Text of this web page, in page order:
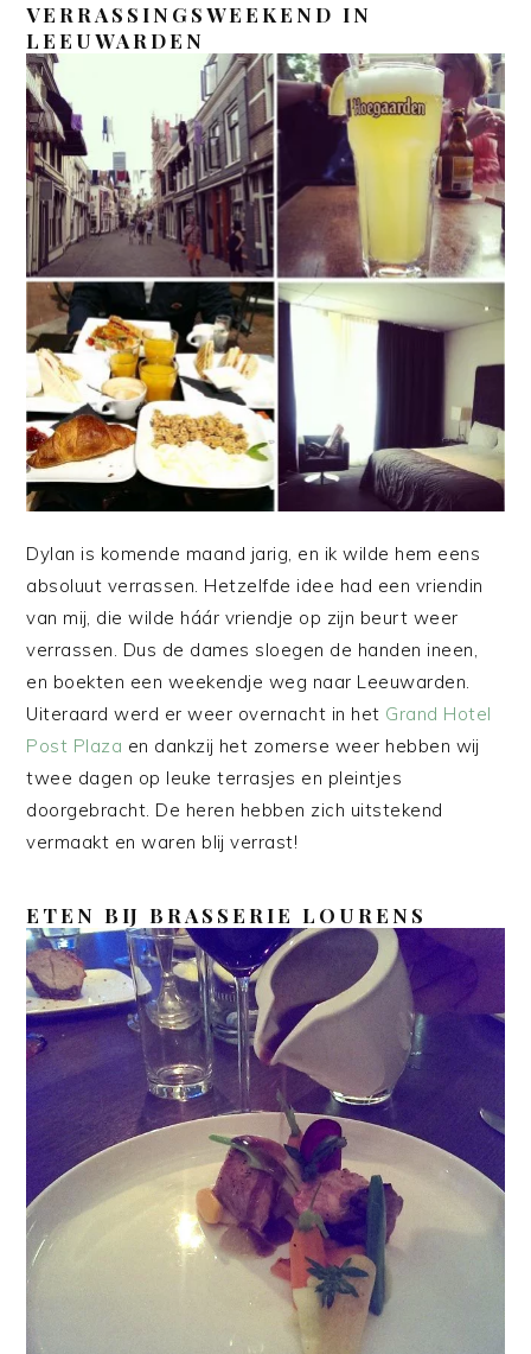
VERRASSINGSWEEKEND IN
LEEUWARDEN
Dylan is komende maand jarig, en ik wilde hem eens
absoluut verrassen. Hetzelfde idee had een vriendin
van mij, die wilde háár vriendje op zijn beurt weer
verrassen. Dus de dames sloegen de handen ineen,
en boekten een weekendje weg naar Leeuwarden.
Uiteraard werd er weer overnacht in het Grand Hotel
Post Plaza en dankzij het zomerse weer hebben wij
twee dagen op leuke terrasjes en pleintjes
doorgebracht. De heren hebben zich uitstekend
vermaakt en waren blij verrast!
ETEN BIJ BRASSERIE LOURENS